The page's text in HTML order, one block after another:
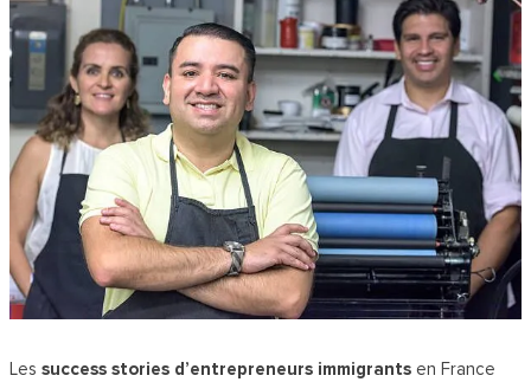
Lessuccess stories d’entrepreneurs immigrants en France